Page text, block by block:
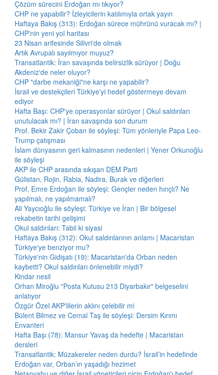
Çözüm sürecini Erdoğan mı tıkıyor?
CHP ne yapabilir? İzleyicilerin katılımıyla ortak yayın
Haftaya Bakış (313): Erdoğan sürece mührünü vuracak mı? |
CHP'nin yeni yol haritası
23 Nisan arifesinde Silivri'de olmak
Artık Avrupalı sayılmıyor muyuz?
Transatlantik: İran savaşında belirsizlik sürüyor | Doğu
Akdeniz'de neler oluyor?
CHP "darbe mekaniği"ne karşı ne yapabilir?
İsrail ve destekçileri Türkiye'yi hedef göstermeye devam
ediyor
Hafta Başı: CHP'ye operasyonlar sürüyor | Okul saldırıları
unutulacak mı? | İran savaşında son durum
Prof. Bekir Zakir Çoban ile söyleşi: Tüm yönleriyle Papa Leo-
Trump çatışması
İslam dünyasının geri kalmasının nedenleri | Yener Orkunoğlu
ile söyleşi
AKP ile CHP arasında sıkışan DEM Parti
Gülistan, Rojin, Rabia, Nadira, Burak ve diğerleri
Prof. Emre Erdoğan ile söyleşi: Gençler neden hınçlı? Ne
yapılmalı, ne yapılmamalı?
Ali Yaycıoğlu ile söyleşi: Türkiye ve İran | Bir bölgesel
rekabetin tarihi gelişimi
Okul saldırıları: Tabii ki siyasi
Haftaya Bakış (312): Okul saldırılarının anlamı | Macaristan
Türkiye'ye benziyor mu?
Türkiye'nin Gidişatı (19): Macaristan'da Orban neden
kaybetti? Okul saldırıları önlenebilir miydi?
Kindar nesil
Orhan Miroğlu "Posta Kutusu 213 Diyarbakır" belgeselini
anlatıyor
Özgür Özel AKP'lilerin aklını çelebilir mi
Bülent Bilmez ve Cemal Taş ile söyleşi: Dersim Kırımı
Envanteri
Hafta Başı (78): Mansur Yavaş da hedefte | Macaristan
dersleri
Transatlantik: Müzakereler neden durdu? İsrail’in hedefinde
Erdoğan var, Orban’ın yaşadığı hezimet